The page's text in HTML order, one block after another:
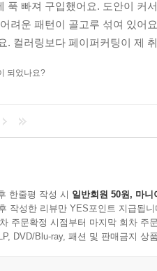
푹 빠져 구입했어요. 도안이 커
려운 패턴이 골고루 섞여 있어
. 컬러링보다 페이퍼커팅이 제
되었나요?
한줄평 작성 시 일반회원 50원, 마니
작성한 리뷰만 YES포인트 지급됩니
주문확정 시점부터 마지막 회차 주
DVD/Blu-ray, 패션 및 판매금지 상